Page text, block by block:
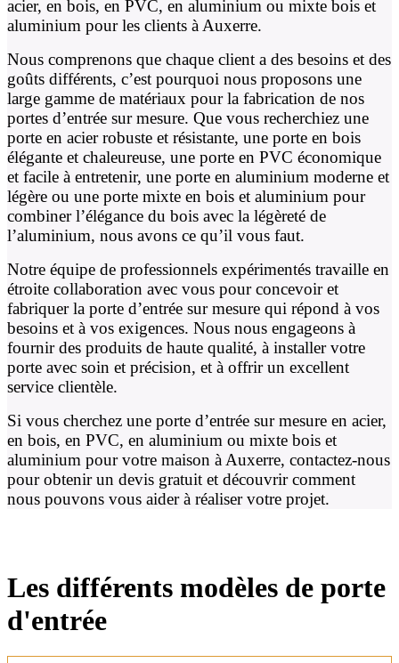
acier, en bois, en PVC, en aluminium ou mixte bois et
aluminium pour les clients à Auxerre.
Nous comprenons que chaque client a des besoins et des
goûts différents, c’est pourquoi nous proposons une
large gamme de matériaux pour la fabrication de nos
portes d’entrée sur mesure. Que vous recherchiez une
porte en acier robuste et résistante, une porte en bois
élégante et chaleureuse, une porte en PVC économique
et facile à entretenir, une porte en aluminium moderne et
légère ou une porte mixte en bois et aluminium pour
combiner l’élégance du bois avec la légèreté de
l’aluminium, nous avons ce qu’il vous faut.
Notre équipe de professionnels expérimentés travaille en
étroite collaboration avec vous pour concevoir et
fabriquer la porte d’entrée sur mesure qui répond à vos
besoins et à vos exigences. Nous nous engageons à
fournir des produits de haute qualité, à installer votre
porte avec soin et précision, et à offrir un excellent
service clientèle.
Si vous cherchez une porte d’entrée sur mesure en acier,
en bois, en PVC, en aluminium ou mixte bois et
aluminium pour votre maison à Auxerre, contactez-nous
pour obtenir un devis gratuit et découvrir comment
nous pouvons vous aider à réaliser votre projet.
Les différents modèles de porte
d'entrée